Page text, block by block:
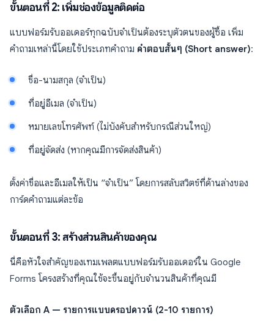
ขั้นตอนที่ 2: เพิ่มช่องข้อมูลติดต่อ
แบบฟอร์มรับออเดอร์ทุกฉบับจำเป็นต้องระบุตัวตนของผู้ซื้อ เพิ่ม
คำถามเหล่านี้โดยใช้ประเภทคำถาม คำตอบสั้นๆ (Short answer):
ชื่อ-นามสกุล (จำเป็น)
ที่อยู่อีเมล (จำเป็น)
หมายเลขโทรศัพท์ (ไม่บังคับสำหรับกรณีส่วนใหญ่)
ที่อยู่จัดส่ง (หากคุณมีการจัดส่งสินค้า)
ตั้งค่าชื่อและอีเมลให้เป็น “จำเป็น” โดยการสลับสวิตช์ที่ด้านล่างของ
การ์ดคำถามแต่ละข้อ
ขั้นตอนที่ 3: สร้างส่วนสินค้าของคุณ
นี่คือหัวใจสำคัญของเทมเพลตแบบฟอร์มรับออเดอร์ใน Google
Forms โครงสร้างที่คุณใช้จะขึ้นอยู่กับจำนวนสินค้าที่คุณมี
ตัวเลือก A — รายการแบบดรอปดาวน์ (2-10 รายการ)